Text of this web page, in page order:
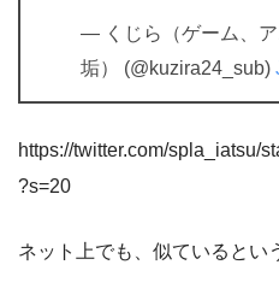
— くじら（ゲーム、
垢） (@kuzira24_sub)
https://twitter.com/spla_iatsu/
?s=20
ネット上でも、似ているとい